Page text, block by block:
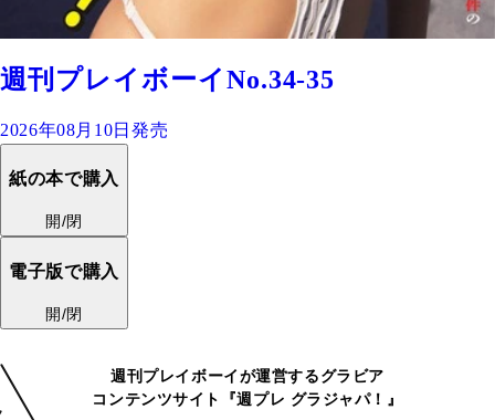
週刊プレイボーイNo.34-35
2026年08月10日発売
紙の本で購入
開/閉
電子版で購入
開/閉
週刊プレイボーイが運営するグラビア
コンテンツサイト『週プレ グラジャパ！』